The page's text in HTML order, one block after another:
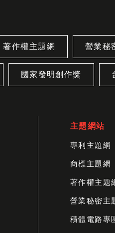
著作權主題網 營業秘
國家發明創作獎
主題網站
專利主題網
商標主題網
著作權主題
營業秘密主
積體電路專